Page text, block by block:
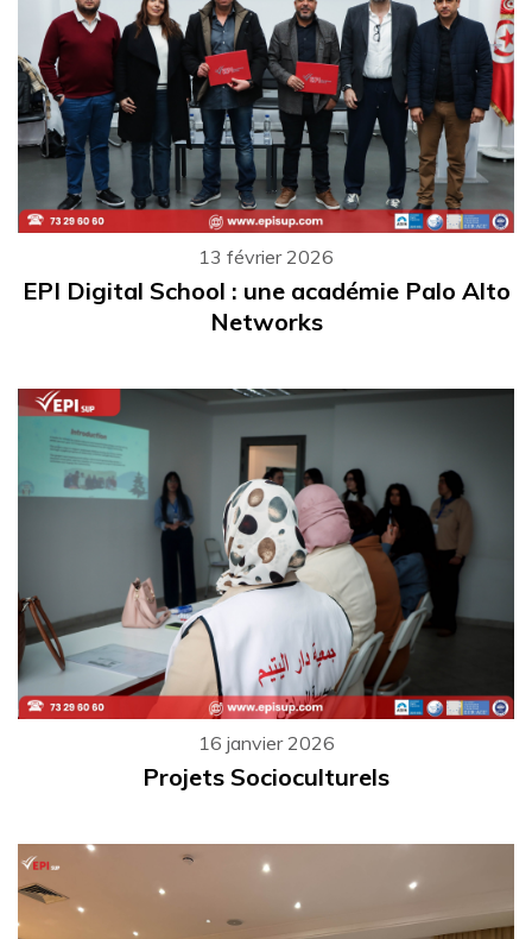
13 février 2026
EPI Digital School : une académie Palo Alto
Networks
16 janvier 2026
Projets Socioculturels